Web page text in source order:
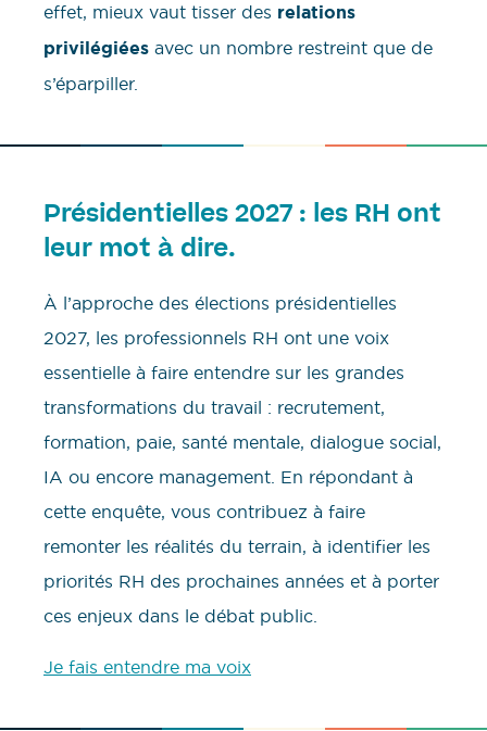
effet, mieux vaut tisser des relations
privilégiées avec un nombre restreint que de
s’éparpiller.
Présidentielles 2027 : les RH ont
leur mot à dire.
À l’approche des élections présidentielles
2027, les professionnels RH ont une voix
essentielle à faire entendre sur les grandes
transformations du travail : recrutement,
formation, paie, santé mentale, dialogue social,
IA ou encore management. En répondant à
cette enquête, vous contribuez à faire
remonter les réalités du terrain, à identifier les
priorités RH des prochaines années et à porter
ces enjeux dans le débat public.
Je fais entendre ma voix